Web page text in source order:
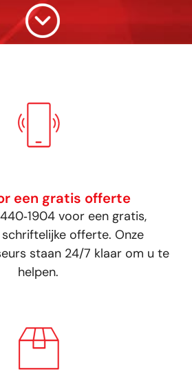
een gratis offerte
voor een gratis,
offerte. Onze
staan 24/7 klaar om u te
helpen.